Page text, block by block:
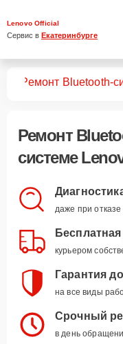
Lenovo Official
Сервис в Екатеринбурге
Ремонт Bluetooth-
Ремонт
системе
даже при
курьером
Гарантия
на все виды
Срочный
в день